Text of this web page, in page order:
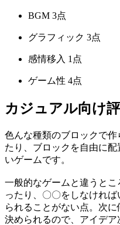
BGM 3点
グラフィック 3点
感情移入 1点
ゲーム性 4点
カジュアル向け
色んな種類のブロックで
たり、ブロックを自由に
いゲームです。
一般的なゲームと違うと
ったり、〇〇をしなけれ
られることがない点。次
決められるので、アイデ